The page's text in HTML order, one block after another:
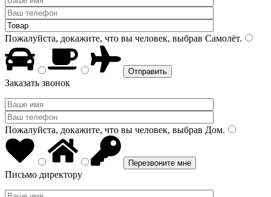
Пожалуйста, докажите, что вы человек, выбрав Самолёт.
Заказать звонок
Пожалуйста, докажите, что вы человек, выбрав Дом.
Письмо директору